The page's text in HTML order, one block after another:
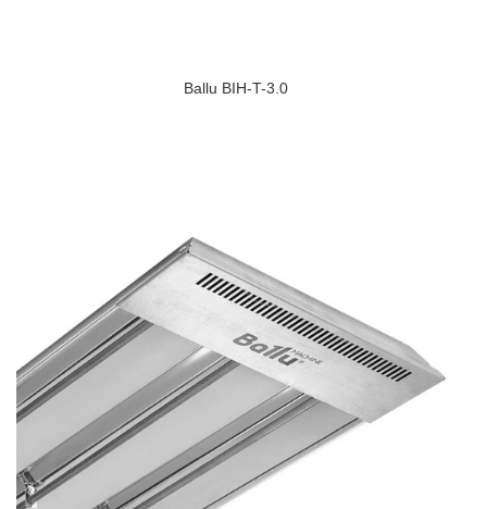
Ballu BIH-T-3.0